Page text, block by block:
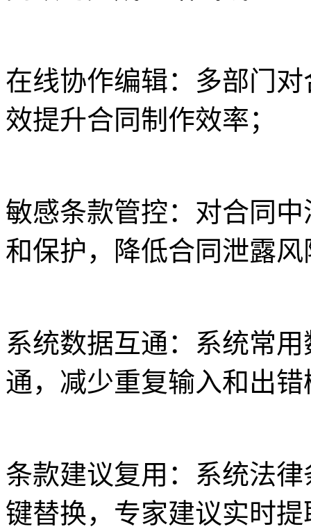
在线协作编辑：多部门
效提升合同制作效率；
敏感条款管控：对合同
和保护，降低合同泄露风
系统数据互通：系统常
通，减少重复输入和出错
条款建议复用：系统法
键替换，专家建议实时